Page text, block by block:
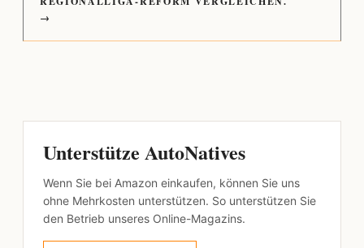
→
Unterstütze AutoNatives
Wenn Sie bei Amazon einkaufen, können Sie uns
ohne Mehrkosten unterstützen. So unterstützen Sie
den Betrieb unseres Online-Magazins.